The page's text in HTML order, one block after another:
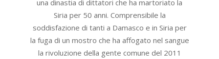
una dinastia di dittatori che ha martoriato la
Siria per 50 anni. Comprensibile la
soddisfazione di tanti a Damasco e in Siria per
la fuga di un mostro che ha affogato nel sangue
la rivoluzione della gente comune del 2011